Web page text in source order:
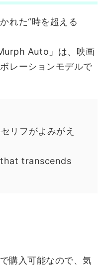
れた“時を超える
Auto」は、映画
レーションモデルで
リフがよみがえ
transcends
購入可能なので、気